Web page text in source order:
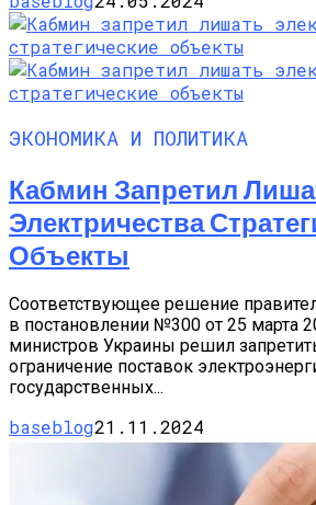
ЭКОНОМИКА И ПОЛИТИКА
Кабмин Запретил
Электричества
Объекты
Соответствующее решение
в постановлении №300 от 25 марта
министров Украины решил
ограничение поставок
государственных...
baseblog21.11.2024